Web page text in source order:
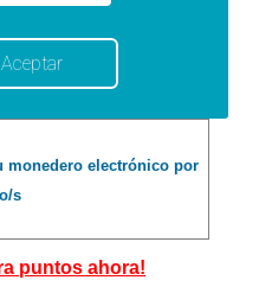
monedero electrónico por
s
puntos ahora!